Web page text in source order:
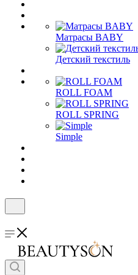
Матрасы BABY
Детский текстиль
ROLL FOAM
ROLL SPRING
Simple